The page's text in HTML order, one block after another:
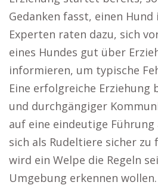
Gedanken fasst, einen Hund
Experten raten dazu, sich
eines Hundes gut über
informieren, um typische
Eine erfolgreiche Erziehung
und durchgängiger
auf eine eindeutige Führung
sich als Rudeltiere sicher
wird ein Welpe die Regeln
Umgebung erkennen